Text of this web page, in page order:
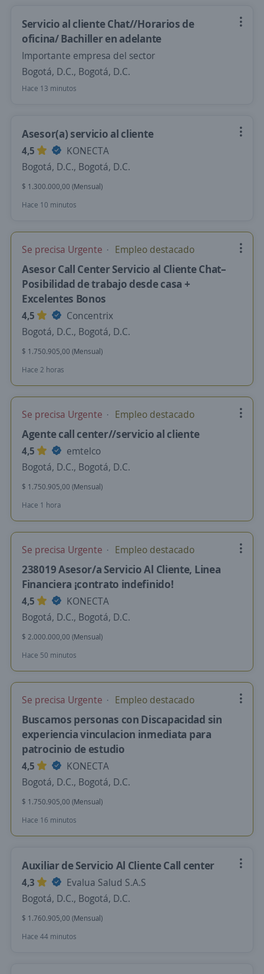
Servicio al cliente Chat//Horarios de
oficina/ Bachiller en adelante
Importante empresa del sector
Bogotá, D.C., Bogotá, D.C.
Hace 13 minutos
Asesor(a) servicio al cliente
4,5
KONECTA
Bogotá, D.C., Bogotá, D.C.
$ 1.300.000,00 (Mensual)
Hace 10 minutos
Se precisa Urgente Empleo destacado
Asesor Call Center Servicio al Cliente Chat–
Posibilidad de trabajo desde casa +
Excelentes Bonos
4,5
Concentrix
Bogotá, D.C., Bogotá, D.C.
$ 1.750.905,00 (Mensual)
Hace 2 horas
Se precisa Urgente Empleo destacado
Agente call center//servicio al cliente
4,5
emtelco
Bogotá, D.C., Bogotá, D.C.
$ 1.750.905,00 (Mensual)
Hace 1 hora
Se precisa Urgente Empleo destacado
238019 Asesor/a Servicio Al Cliente, Linea
Financiera ¡contrato indefinido!
4,5
KONECTA
Bogotá, D.C., Bogotá, D.C.
$ 2.000.000,00 (Mensual)
Hace 50 minutos
Se precisa Urgente Empleo destacado
Buscamos personas con Discapacidad sin
experiencia vinculacion inmediata para
patrocinio de estudio
4,5
KONECTA
Bogotá, D.C., Bogotá, D.C.
$ 1.750.905,00 (Mensual)
Hace 16 minutos
Auxiliar de Servicio Al Cliente Call center
4,3
Evalua Salud S.A.S
Bogotá, D.C., Bogotá, D.C.
$ 1.760.905,00 (Mensual)
Hace 44 minutos